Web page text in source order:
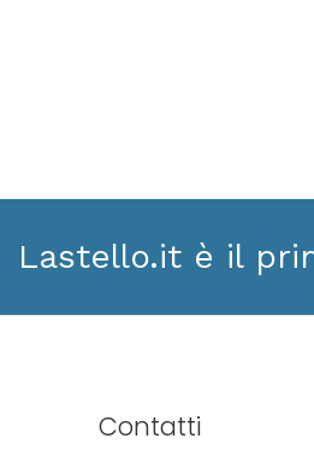
Lastello.it è il
Contatti